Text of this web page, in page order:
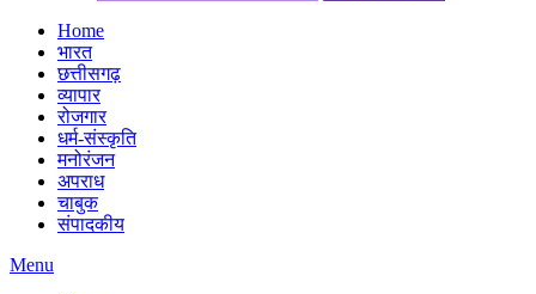
Home
भारत
छत्तीसगढ़
व्यापार
रोजगार
धर्म-संस्कृति
मनोरंजन
अपराध
चाबुक
संपादकीय
Menu